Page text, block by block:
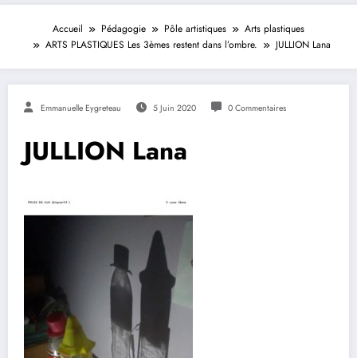
Accueil Pédagogie Pôle artistiques
Arts plastiques
ARTS PLASTIQUES Les 3èmes restent dans l’ombre.
JULLION Lana
Emmanuelle Eygreteau 5 Juin 2020 0 Commentaires
JULLION Lana